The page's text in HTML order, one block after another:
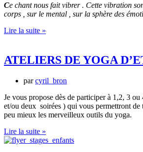
Ce chant nous fait vibrer . Cette vibration
corps , sur le mental , sur la sphère des
Lire la suite »
védique:
année
2020
ATELIERS DE YOGA
parcyril_bron
Je vous propose dès de participer à 1,2, 3
et/ou deux soirées ) qui vous permettront
peu mieux les merveilleux outils du yoga.
Lire la suite »
DE